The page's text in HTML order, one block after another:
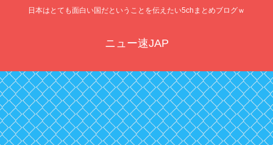
日本はとても面白い国だということを伝えたい5chまとめブログｗ
ニュー速JAP